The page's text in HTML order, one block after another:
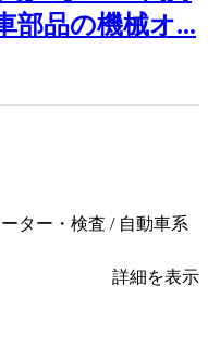
部品の機械オ...
ター・検査 / 自動車系
詳細を表示